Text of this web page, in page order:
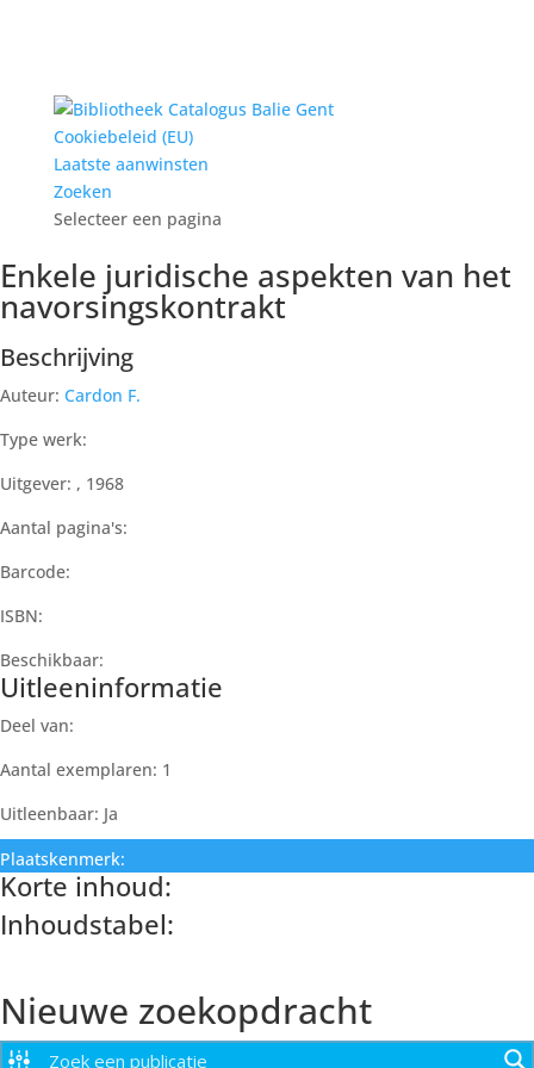
Cookiebeleid (EU)
Laatste aanwinsten
Zoeken
Selecteer een pagina
Enkele juridische aspekten van het
navorsingskontrakt
Beschrijving
Auteur: Cardon F.
Type werk:
Uitgever: , 1968
Aantal pagina's:
Barcode:
ISBN:
Beschikbaar:
Uitleeninformatie
Deel van:
Aantal exemplaren: 1
Uitleenbaar: Ja
Plaatskenmerk:
Korte inhoud:
Inhoudstabel:
Nieuwe zoekopdracht